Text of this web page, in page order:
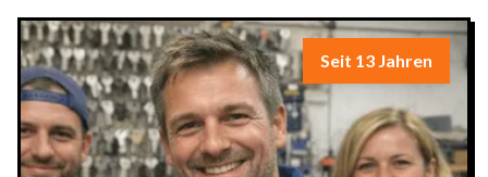
Seit 13 Jahren